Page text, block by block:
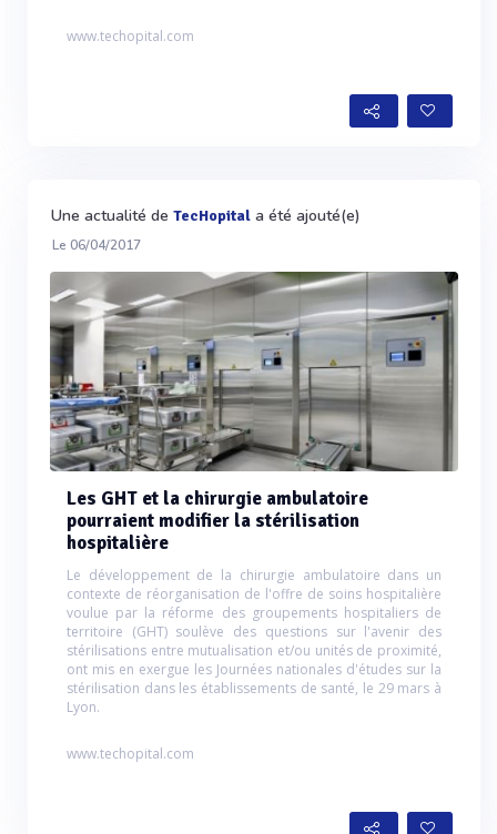
www.techopital.com
Une actualité de TecHopital a été ajouté(e)
Le 06/04/2017
Les GHT et la chirurgie ambulatoire
pourraient modifier la stérilisation
hospitalière
Le développement de la chirurgie ambulatoire dans un
contexte de réorganisation de l'offre de soins hospitalière
voulue par la réforme des groupements hospitaliers de
territoire (GHT) soulève des questions sur l'avenir des
stérilisations entre mutualisation et/ou unités de proximité,
ont mis en exergue les Journées nationales d'études sur la
stérilisation dans les établissements de santé, le 29 mars à
Lyon.
www.techopital.com